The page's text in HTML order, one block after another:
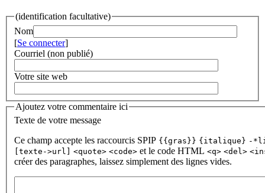
(identification facultative)
Nom
[Se connecter]
Courriel (non publié)
Votre site web
Ajoutez votre commentaire ici
Texte de votre message
Ce champ accepte les raccourcis SPIP {{gras}} {italique} -
[texte->url]
<quote> <code> et le code HTML <q> <del>
créer des paragraphes, laissez simplement des lignes vides.